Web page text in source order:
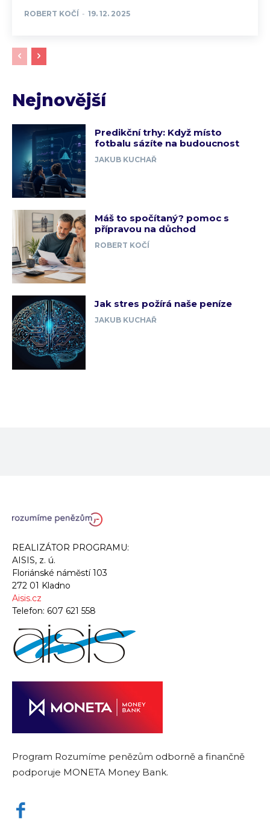
ROBERT KOČÍ - 19. 12. 2025
Nejnovější
Predikční trhy: Když místo
fotbalu sázíte na budoucnost
JAKUB KUCHAŘ
Máš to spočítaný? pomoc s
přípravou na důchod
ROBERT KOČÍ
Jak stres požírá naše peníze
JAKUB KUCHAŘ
REALIZÁTOR PROGRAMU:
AISIS, z. ú.
Floriánské náměstí 103
272 01 Kladno
Aisis.cz
Telefon: 607 621 558
Program Rozumíme penězům odborně a finančně
podporuje MONETA Money Bank.